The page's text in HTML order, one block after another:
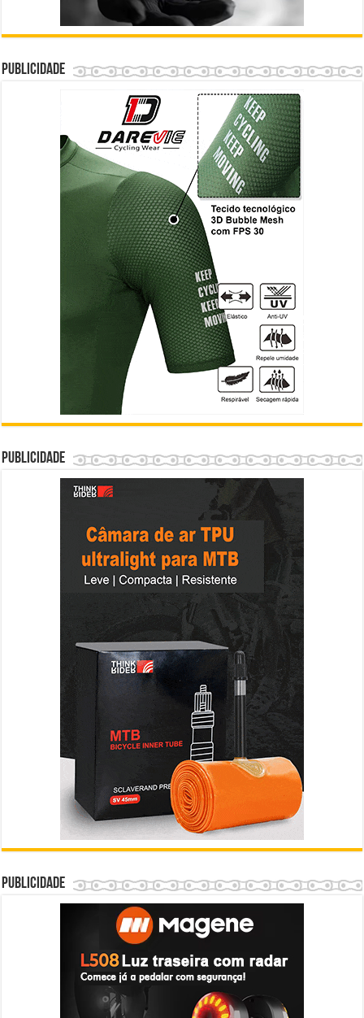
Publicidade
Publicidade
Publicidade